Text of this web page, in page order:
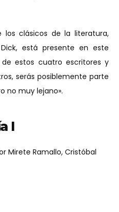
clásicos de la literatura,
está presente en este
estos cuatro escritores y
serás posiblemente parte
no muy lejano».
I
Mirete Ramallo, Cristóbal